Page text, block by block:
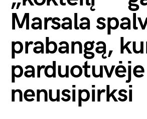
Marsala
prabangą,
parduotuvėje
nenusipirksi